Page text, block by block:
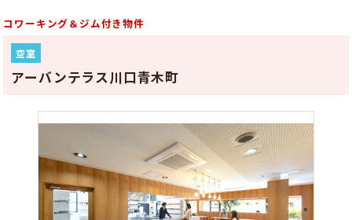
コワーキング＆ジム付き物件
空室
アーバンテラス川口青木町